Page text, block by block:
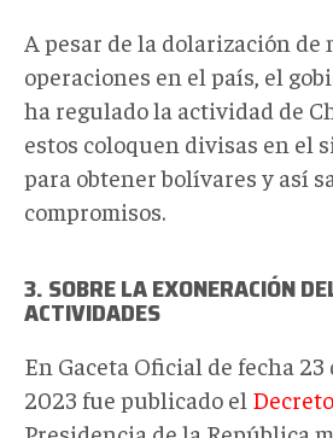
A pesar de la dolarización de
operaciones en el país, el
ha regulado la actividad de
estos coloquen divisas en el
para obtener bolívares y así
compromisos.
3. SOBRE LA EXONERACIÓN
ACTIVIDADES
En Gaceta Oficial de fecha 23
2023 fue publicado el